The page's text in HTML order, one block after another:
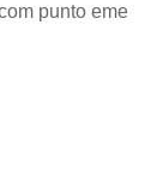
punto eme